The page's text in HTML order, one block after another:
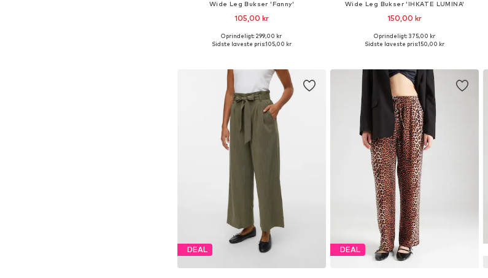
Wide Leg Bukser 'Fanny'
105,00 kr
Tilgængelige størrelser: 36, 40, 42
Oprindeligt: 299,00 kr
Sidste laveste pris:105,00 kr
Wide Leg Bukser 'IHKATE LUMINA'
150,00 kr
Tilgængelige størrelser: 36, 38, 42
Oprindeligt: 375,00 kr
Sidste laveste pris:150,00 kr
DEAL DEAL